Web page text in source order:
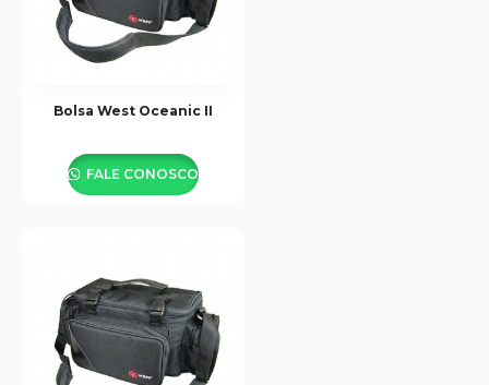
Bolsa West Oceanic II
FALE CONOSCO